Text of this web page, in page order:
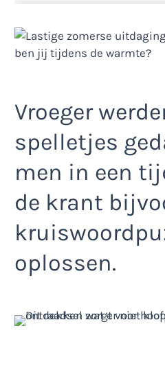
Vroeger
spelletjes
men in een
de krant
oplossen.